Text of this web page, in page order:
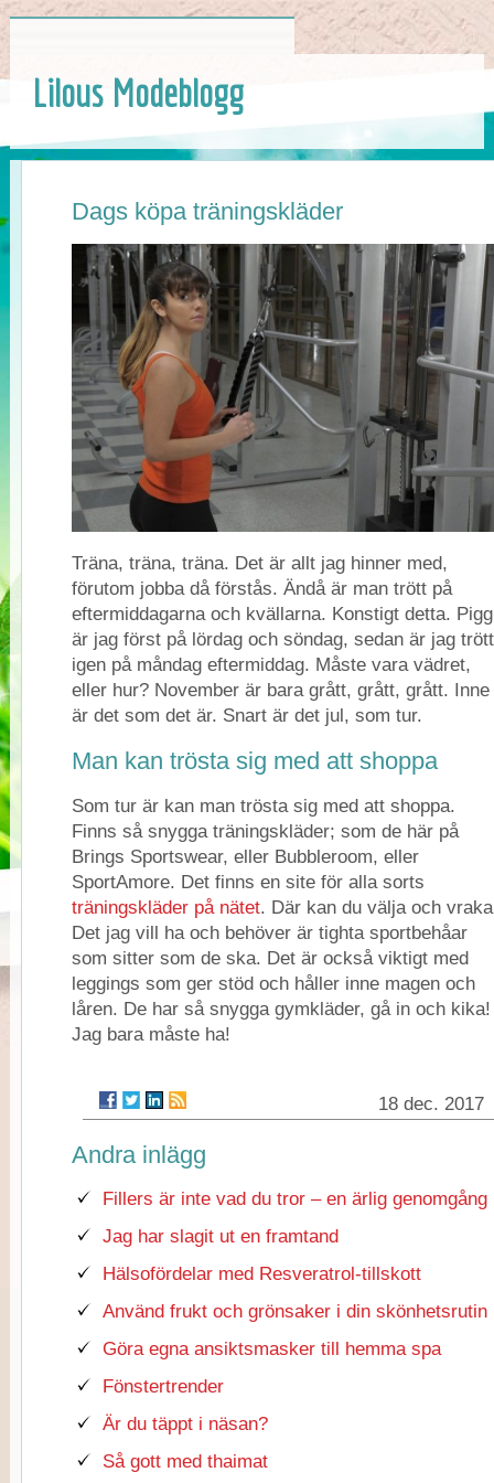
Lilous Modeblogg
Dags köpa träningskläder
Träna, träna, träna. Det är allt jag hinner med,
förutom jobba då förstås. Ändå är man trött på
eftermiddagarna och kvällarna. Konstigt detta. Pigg
är jag först på lördag och söndag, sedan är jag trött
igen på måndag eftermiddag. Måste vara vädret,
eller hur? November är bara grått, grått, grått. Inne
är det som det är. Snart är det jul, som tur.
Man kan trösta sig med att shoppa
Som tur är kan man trösta sig med att shoppa.
Finns så snygga träningskläder; som de här på
Brings Sportswear, eller Bubbleroom, eller
SportAmore. Det finns en site för alla sorts
träningskläder på nätet. Där kan du välja och
Det jag vill ha och behöver är tighta sportbehåar
som sitter som de ska. Det är också viktigt med
leggings som ger stöd och håller inne magen och
låren. De har så snygga gymkläder, gå in och kika!
Jag bara måste ha!
18 dec. 2017
Andra inlägg
Fillers är inte vad du tror – en ärlig genomgång
Jag har slagit ut en framtand
Hälsofördelar med Resveratrol-tillskott
Använd frukt och grönsaker i din skönhetsrutin
Göra egna ansiktsmasker till hemma spa
Fönstertrender
Är du täppt i näsan?
Så gott med thaimat